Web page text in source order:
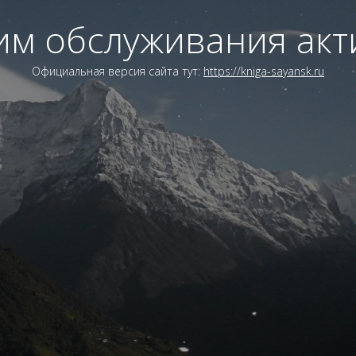
обслуживания
Официальная версия сайта тут: https://kniga-sayansk.ru